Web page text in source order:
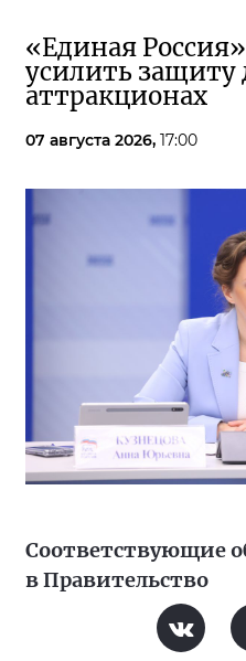
«Единая
усилить защиту
аттракционах
07 августа 2026, 17:00
Соответствующие
в Правительство